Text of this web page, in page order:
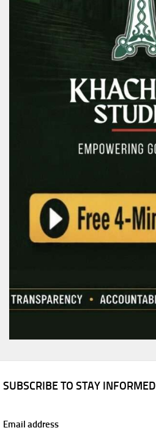
SUBSCRIBE TO STAY INFORMED
Email address